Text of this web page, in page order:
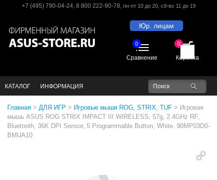
+7 (495) 790-04-24, 8 800 222-90-78, пн-пт 10 до 20, сб-вс 11 до 19
Юр. лицам
0
Корзина
0
Сравнение
КАТАЛОГ ИНФОРМАЦИЯ
Главная > ДЛЯ ИГР > Игровые мыши ROG, STRIX, TUF > Игровая
мышь ASUS ROG STRIX IMPACT III WIRELESS, 57g, 2.4GHz RF,
Bluetooth, 36K DPI Sensor, 5 Programmable Button, White. 90MP03D0-
BMUA10